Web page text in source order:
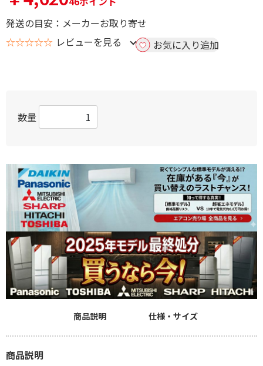
発送の目安：メーカーお取り寄せ
☆☆☆☆☆ レビューを見る お気に入り追加
数量
商品説明 仕様・サイズ
商品説明